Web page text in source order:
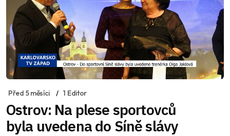
Před 5 měsíci 1 Editor
Ostrov: Na plese sportovců
byla uvedena do Síně slávy